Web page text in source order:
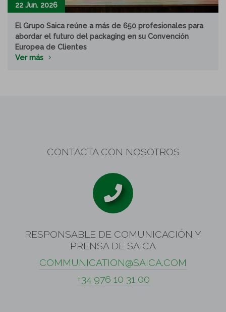
22 Jun. 2026
El Grupo Saica reúne a más de 650 profesionales para
abordar el futuro del packaging en su Convención
Europea de Clientes
Ver más
CONTACTA CON NOSOTROS
RESPONSABLE DE COMUNICACIÓN Y
PRENSA DE SAICA
COMMUNICATION@SAICA.COM
+34 976 10 31 00